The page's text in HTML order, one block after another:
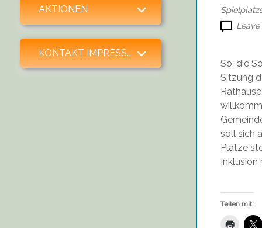
AKTIONEN expand child menu
KONTAKT IMPRESSUM SPENDEN expand child menu
So, die
Sitzung
soll sich
Plätze
Teilen mit: